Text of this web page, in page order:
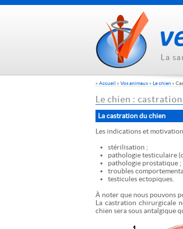
La
» Accueil » Vos animaux » Le chien »
Le chien :
La castration du chien
Les indications et
stérilisation ;
pathologie testiculaire
pathologie prostatique ;
troubles
testicules ectopiques.
À noter que nous pouvons
La castration chirurgicale
chien sera sous antalgique